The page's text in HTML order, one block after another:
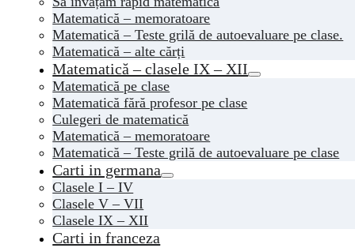
Matematică – memoratoare
Matematică – Teste grilă de autoevaluare pe clase.
Matematică – alte cărți
Matematică – clasele IX – XII
Matematică pe clase
Matematică fără profesor pe clase
Culegeri de matematică
Matematică – memoratoare
Matematică – Teste grilă de autoevaluare pe clase
Carti in germana
Clasele I – IV
Clasele V – VII
Clasele IX – XII
Carti in franceza